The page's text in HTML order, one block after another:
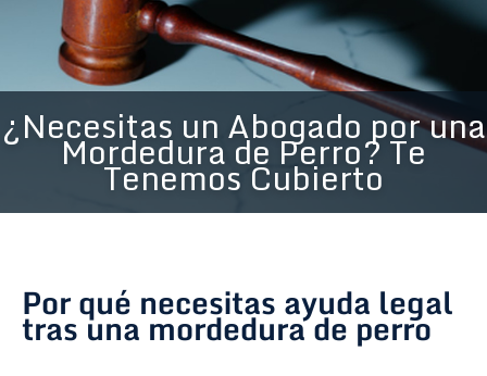
¿Necesitas un Abogado por una
Mordedura de Perro? Te
Tenemos Cubierto
Por qué necesitas ayuda legal
tras una mordedura de perro